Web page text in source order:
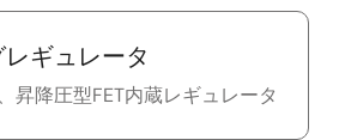
ギュレータ
昇降圧型FET内蔵レギュレータ